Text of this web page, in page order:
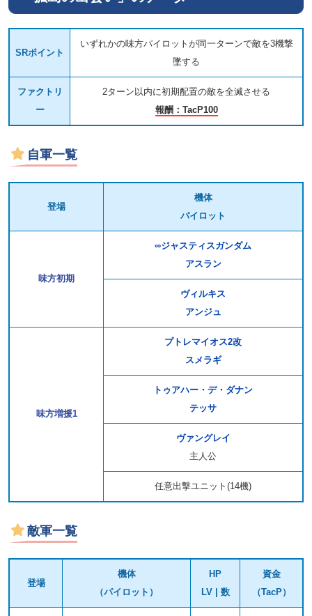
SRポイント
いずれかの味方パイロットが同一ターンで敵を3機撃
墜する
ファクトリ
ー
2ターン以内に初期配置の敵を全滅させる
報酬：TacP100
自軍一覧
登場
機体
パイロット
味方初期
∞ジャスティスガンダム
アスラン
ヴィルキス
アンジュ
味方増援1
プトレマイオス2改
スメラギ
トゥアハー・デ・ダナン
テッサ
ヴァングレイ
主人公
任意出撃ユニット(14機)
敵軍一覧
登場
機体
（パイロット）
HP
LV | 数
資金
（TacP）